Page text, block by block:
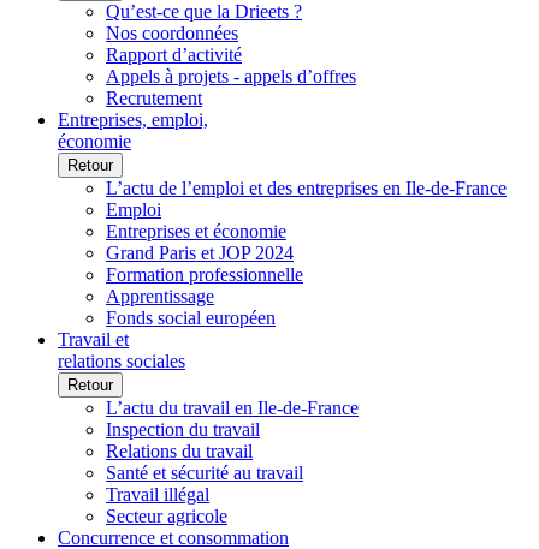
Qu’est-ce que la Drieets ?
Nos coordonnées
Rapport d’activité
Appels à projets - appels d’offres
Recrutement
Entreprises, emploi,
économie
Retour
L’actu de l’emploi et des entreprises en Ile-de-France
Emploi
Entreprises et économie
Grand Paris et JOP 2024
Formation professionnelle
Apprentissage
Fonds social européen
Travail et
relations sociales
Retour
L’actu du travail en Ile-de-France
Inspection du travail
Relations du travail
Santé et sécurité au travail
Travail illégal
Secteur agricole
Concurrence et consommation